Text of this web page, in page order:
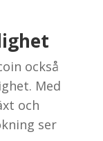
också
Med
och
ser